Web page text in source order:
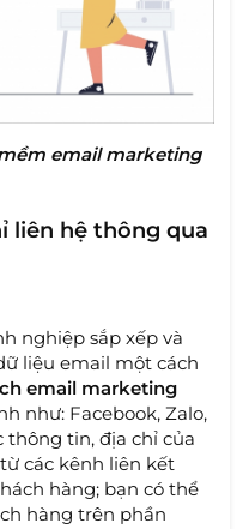
email marketing
liên hệ thông qua
nghiệp sắp xếp và
liệu email một cách
email marketing
như: Facebook, Zalo,
thông tin, địa chỉ của
các kênh liên kết
hàng; bạn có thể
hàng trên phần